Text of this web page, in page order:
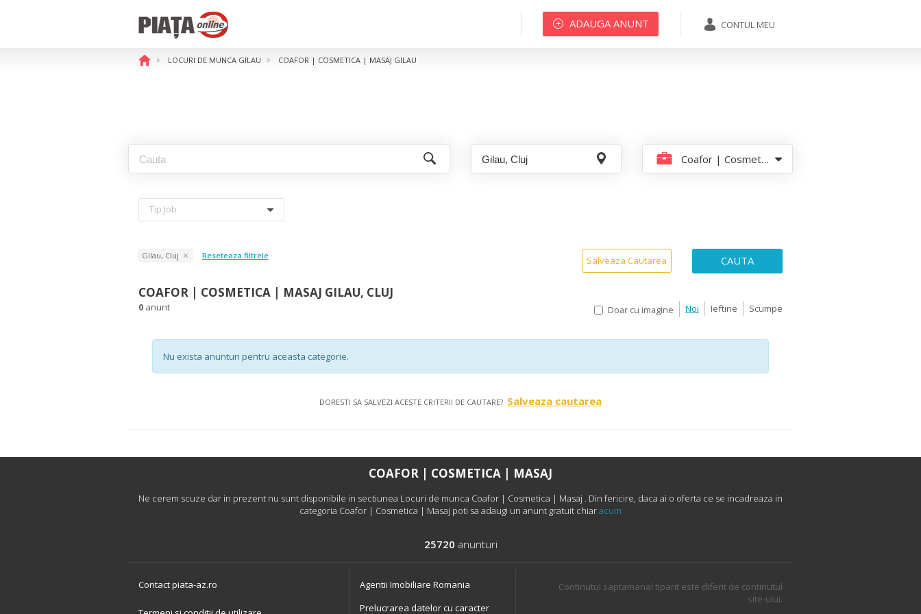
CONTUL MEU
ADAUGA ANUNT
LOCURI DE MUNCA GILAU COAFOR | COSMETICA | MASAJ GILAU
Coafor | Cosmetica | Masaj
Tip Job
Gilau, Cluj Reseteaza filtrele Salveaza Cautarea CAUTA
COAFOR | COSMETICA | MASAJ GILAU, CLUJ
0 anunt Doar cu imagine Noi Ieftine Scumpe
Nu exista anunturi pentru aceasta categorie.
DORESTI SA SALVEZI ACESTE CRITERII DE CAUTARE? Salveaza cautarea
COAFOR | COSMETICA | MASAJ
Ne cerem scuze dar in prezent nu sunt disponibile in sectiunea Locuri de munca Coafor | Cosmetica | Masaj . Din fericire, daca ai o oferta ce se incadreaza in
categoria Coafor | Cosmetica | Masaj poti sa adaugi un anunt gratuit chiaracum
25720 anunturi
Contact piata-az.ro
Agentii Imobiliare Romania
Prelucrarea datelor cu caracter
Continutul saptamanal tiparit este diferit de continutul
site-ului.